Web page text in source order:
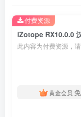
iZotope RX10.0.0
此内容为付费资源，
黄金会员
付费资源